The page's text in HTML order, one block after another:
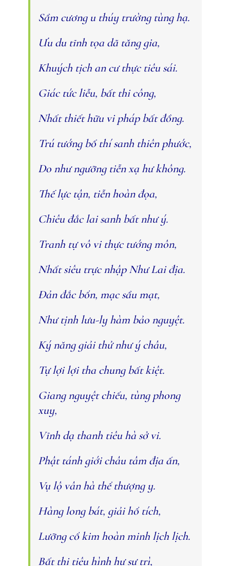
Sầm cương u thúy trường tùng hạ.
Ưu du tĩnh tọa dã tăng gia,
Khuých tịch an cư thực tiêu sái.
Giác tức liễu, bất thi công,
Nhất thiết hữu vi pháp bất đồng.
Trú tướng bố thí sanh thiên phước,
Do như ngưỡng tiễn xạ hư không.
Thế lực tận, tiễn hoàn đọa,
Chiêu đắc lai sanh bất như ý.
Tranh tự vô vi thực tướng môn,
Nhất siêu trực nhập Như Lai địa.
Ðản đắc bổn, mạc sầu mạt,
Như tịnh lưu-ly hàm bảo nguyệt.
Ký năng giải thử như ý châu,
Tự lợi lợi tha chung bất kiệt.
Giang nguyệt chiếu, tùng phong
xuy,
Vĩnh dạ thanh tiêu hà sở vi.
Phật tánh giới châu tâm địa ấn,
Vụ lộ vân hà thể thượng y.
Hàng long bát, giải hổ tích,
Lưỡng cổ kim hoàn minh lịch lịch.
Bất thị tiêu hình hư sự trì,